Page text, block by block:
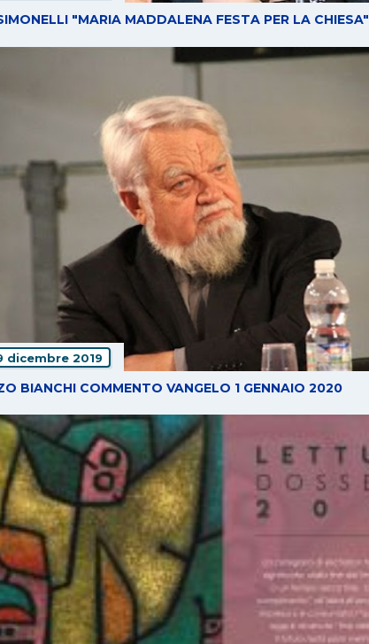
"MARIA MADDALENA FESTA PER LA CHIESA"
dicembre 2019
BIANCHI COMMENTO VANGELO 1 GENNAIO 2020